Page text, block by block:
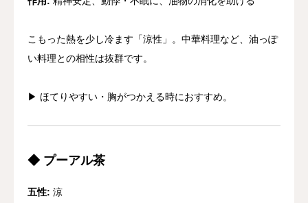
こもった熱を少し冷ます「涼性」。中華料理など、油っぽ
い料理との相性は抜群です。
▶︎ ほてりやすい・胸がつかえる時におすすめ。
◆ プーアル茶
五性: 涼